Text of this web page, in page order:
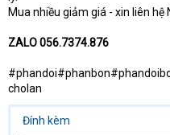
Mua nhiều giảm giá - xin liên hệ
ZALO 056.7374.876
cholan
Đính kèm